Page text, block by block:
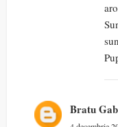
Bratu